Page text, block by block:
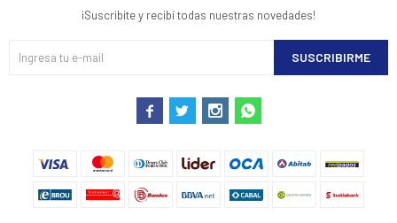
¡Suscribite y recibí todas nuestras novedades!
SUSCRIBIRME
   